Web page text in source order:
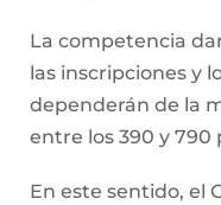
La competencia
las inscripciones y
dependerán de la
entre los 390 y 790
En este sentido, el